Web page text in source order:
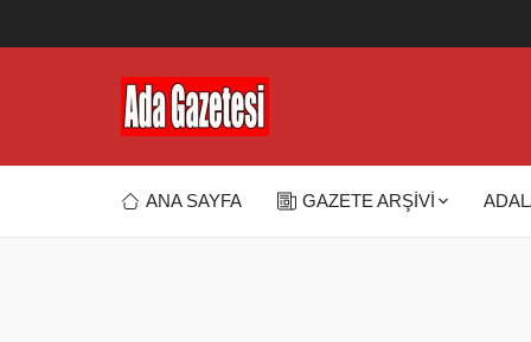
ANA SAYFA GAZETE ARŞİVİ